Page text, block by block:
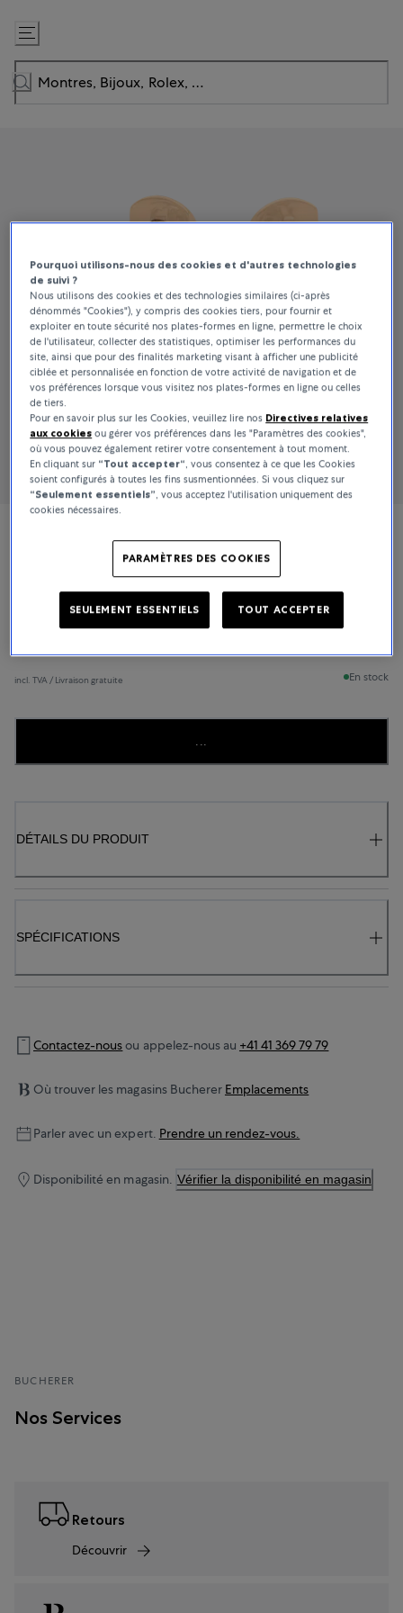
Passer
au
contenu
Bucherer Fine Jewellery
incl. TVA / Livraison gratuite En stock
...
DÉTAILS DU PRODUIT
SPÉCIFICATIONS
Contactez-nousou appelez-nous au +41 41 369 79 79
Où trouver les magasins Bucherer Emplacements
Parler avec un expert. Prendre un rendez-vous.
Disponibilité en magasin. Vérifier la disponibilité en magasin
BUCHERER
Nos Services
Retours
Découvrir
Pourquoi utilisons-nous des cookies et d'autres technologies
de suivi ?
Nous utilisons des cookies et des technologies similaires (ci-après
dénommés "Cookies"), y compris des cookies tiers, pour fournir et
exploiter en toute sécurité nos plates-formes en ligne, permettre le choix
de l'utilisateur, collecter des statistiques, optimiser les performances du
site, ainsi que pour des finalités marketing visant à afficher une publicité
ciblée et personnalisée en fonction de votre activité de navigation et de
vos préférences lorsque vous visitez nos plates-formes en ligne ou celles
de tiers.
Pour en savoir plus sur les Cookies, veuillez lire nos Directives relatives
aux cookies ou gérer vos préférences dans les "Paramètres des cookies",
où vous pouvez également retirer votre consentement à tout moment.
En cliquant sur “Tout accepter“ , vous consentez à ce que les Cookies
soient configurés à toutes les fins susmentionnées. Si vous cliquez sur
“Seulement essentiels” , vous acceptez l'utilisation uniquement des
cookies nécessaires.
PARAMÈTRES DES COOKIES
SEULEMENT ESSENTIELS TOUT ACCEPTER